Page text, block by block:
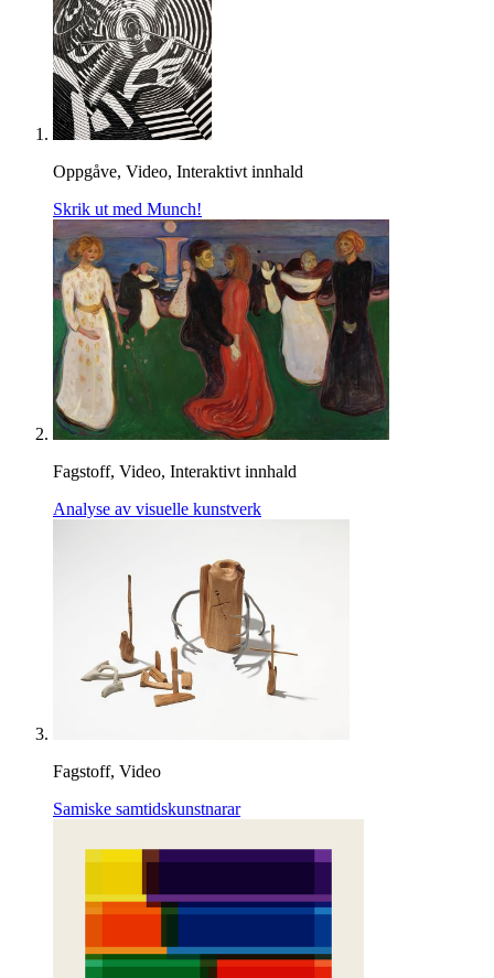
Oppgåve, Video, Interaktivt innhald
Skrik ut med Munch!
Fagstoff, Video, Interaktivt innhald
Analyse av visuelle kunstverk
Fagstoff, Video
Samiske samtidskunstnarar